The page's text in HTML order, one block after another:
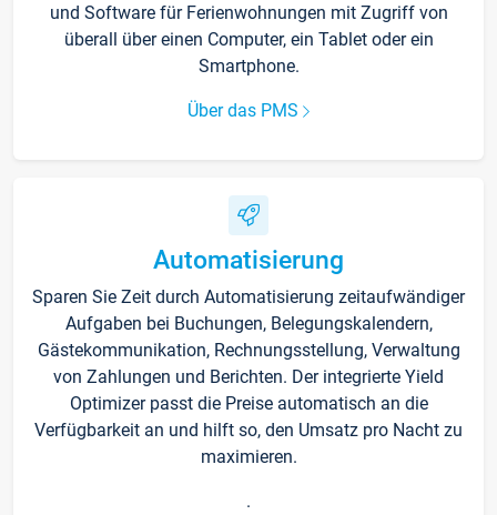
und Software für Ferienwohnungen mit Zugriff von
überall über einen Computer, ein Tablet oder ein
Smartphone.
Über das PMS
Automatisierung
Sparen Sie Zeit durch Automatisierung zeitaufwändiger
Aufgaben bei Buchungen, Belegungskalendern,
Gästekommunikation, Rechnungsstellung, Verwaltung
von Zahlungen und Berichten. Der integrierte Yield
Optimizer passt die Preise automatisch an die
Verfügbarkeit an und hilft so, den Umsatz pro Nacht zu
maximieren.
.